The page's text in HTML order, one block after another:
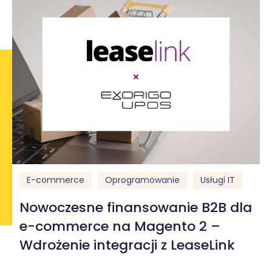
E-commerce Oprogramowanie Usługi IT
Nowoczesne finansowanie B2B dla
e-commerce na Magento 2 –
Wdrożenie integracji z LeaseLink